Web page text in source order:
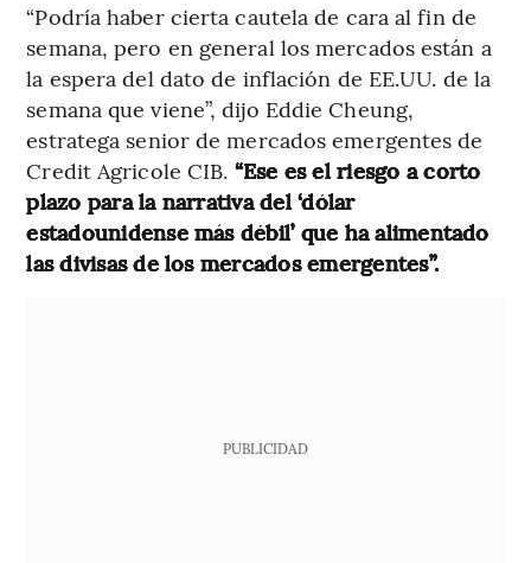
“Podría haber cierta cautela de cara al fin de
semana, pero en general los mercados están a
la espera del dato de inflación de EE.UU. de la
semana que viene”, dijo Eddie Cheung,
estratega senior de mercados emergentes de
Credit Agricole CIB. “Ese es el riesgo a corto
plazo para la narrativa del ‘dólar
estadounidense más débil’ que ha alimentado
las divisas de los mercados emergentes”.
PUBLICIDAD